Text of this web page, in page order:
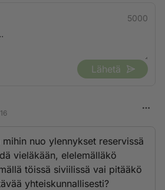
5000
Lähetä
nuo ylennykset reservissä
vieläkään, elelemälläkö
töissä siviilissä vai pitääkö
yhteiskunnallisesti?